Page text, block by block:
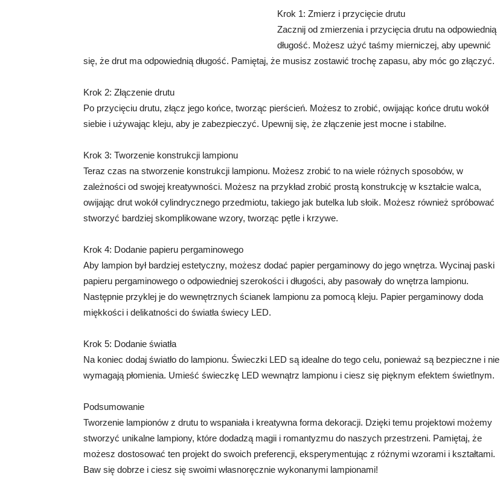
Krok 1: Zmierz i przycięcie drutu
Zacznij od zmierzenia i przycięcia drutu na odpowiednią
długość. Możesz użyć taśmy mierniczej, aby upewnić
się, że drut ma odpowiednią długość. Pamiętaj, że musisz zostawić trochę zapasu, aby móc go złączyć.
Krok 2: Złączenie drutu
Po przycięciu drutu, złącz jego końce, tworząc pierścień. Możesz to zrobić, owijając końce drutu wokół
siebie i używając kleju, aby je zabezpieczyć. Upewnij się, że złączenie jest mocne i stabilne.
Krok 3: Tworzenie konstrukcji lampionu
Teraz czas na stworzenie konstrukcji lampionu. Możesz zrobić to na wiele różnych sposobów, w
zależności od swojej kreatywności. Możesz na przykład zrobić prostą konstrukcję w kształcie walca,
owijając drut wokół cylindrycznego przedmiotu, takiego jak butelka lub słoik. Możesz również spróbować
stworzyć bardziej skomplikowane wzory, tworząc pętle i krzywe.
Krok 4: Dodanie papieru pergaminowego
Aby lampion był bardziej estetyczny, możesz dodać papier pergaminowy do jego wnętrza. Wycinaj paski
papieru pergaminowego o odpowiedniej szerokości i długości, aby pasowały do wnętrza lampionu.
Następnie przyklej je do wewnętrznych ścianek lampionu za pomocą kleju. Papier pergaminowy doda
miękkości i delikatności do światła świecy LED.
Krok 5: Dodanie światła
Na koniec dodaj światło do lampionu. Świeczki LED są idealne do tego celu, ponieważ są bezpieczne i nie
wymagają płomienia. Umieść świeczkę LED wewnątrz lampionu i ciesz się pięknym efektem świetlnym.
Podsumowanie
Tworzenie lampionów z drutu to wspaniała i kreatywna forma dekoracji. Dzięki temu projektowi możemy
stworzyć unikalne lampiony, które dodadzą magii i romantyzmu do naszych przestrzeni. Pamiętaj, że
możesz dostosować ten projekt do swoich preferencji, eksperymentując z różnymi wzorami i kształtami.
Baw się dobrze i ciesz się swoimi własnoręcznie wykonanymi lampionami!